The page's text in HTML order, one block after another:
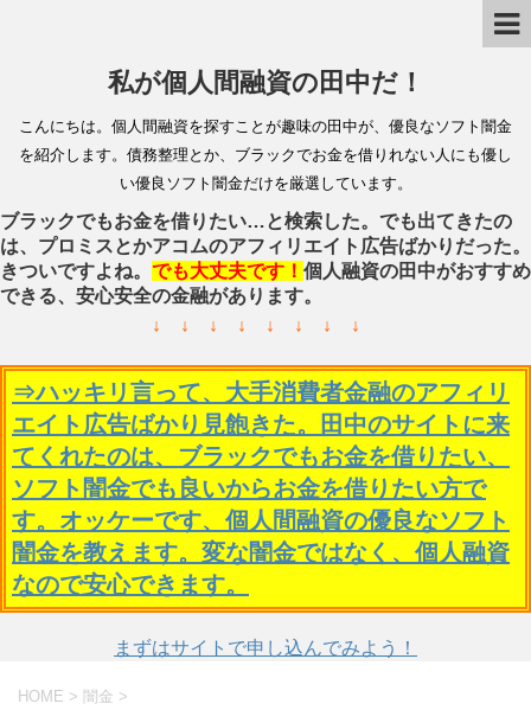
私が個人間融資の田中だ！
こんにちは。個人間融資を探すことが趣味の田中が、優良なソフト闇金
を紹介します。債務整理とか、ブラックでお金を借りれない人にも優し
い優良ソフト闇金だけを厳選しています。
ブラックでもお金を借りたい…と検索した。でも出てきたの
は、プロミスとかアコムのアフィリエイト広告ばかりだった。
きついですよね。 でも大丈夫です！ 個人融資の田中がおすすめ
できる、安心安全の金融があります。
↓ ↓ ↓ ↓ ↓ ↓ ↓ ↓
⇒ハッキリ言って、大手消費者金融のアフィリ
エイト広告ばかり見飽きた。田中のサイトに来
てくれたのは、ブラックでもお金を借りたい、
ソフト闇金でも良いからお金を借りたい方で
す。オッケーです、個人間融資の優良なソフト
闇金を教えます。変な闇金ではなく、個人融資
なので安心できます。
まずはサイトで申し込んでみよう！
HOME > 闇金 >